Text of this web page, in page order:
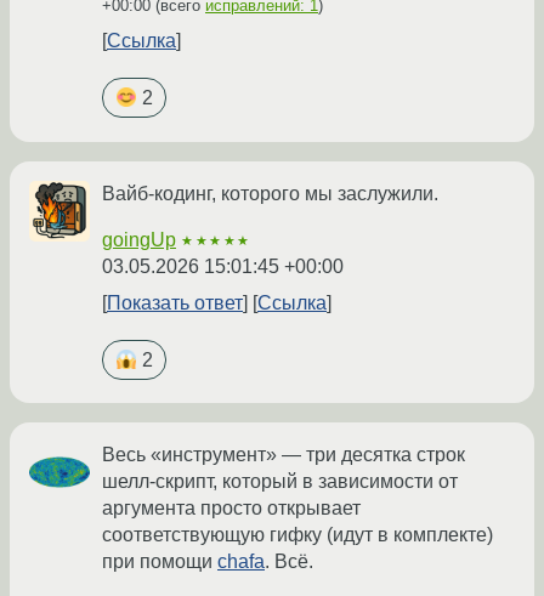
+00:00 (всего исправлений: 1 )
Ссылка
2
Вайб-кодинг, которого мы заслужили.
goingUp ★★★★★
03.05.2026 15:01:45 +00:00
Показать ответ
Ссылка
2
Весь «инструмент» — три десятка строк
шелл-скрипт, который в зависимости от
аргумента просто открывает
соответствующую гифку (идут в комплекте)
при помощи chafa. Всё.